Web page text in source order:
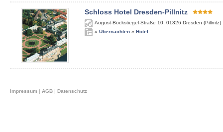
Schloss Hotel Dresden-Pillnitz
August-Böckstiegel-Straße 10 01326 Dresden (Pillnitz)
» Übernachten » Hotel
Impressum | AGB | Datenschutz